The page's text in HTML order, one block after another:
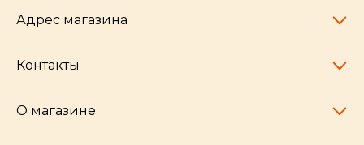
Адрес магазина
Челябинск,
Контакты
pocherkartshop@mail.ru
О магазине